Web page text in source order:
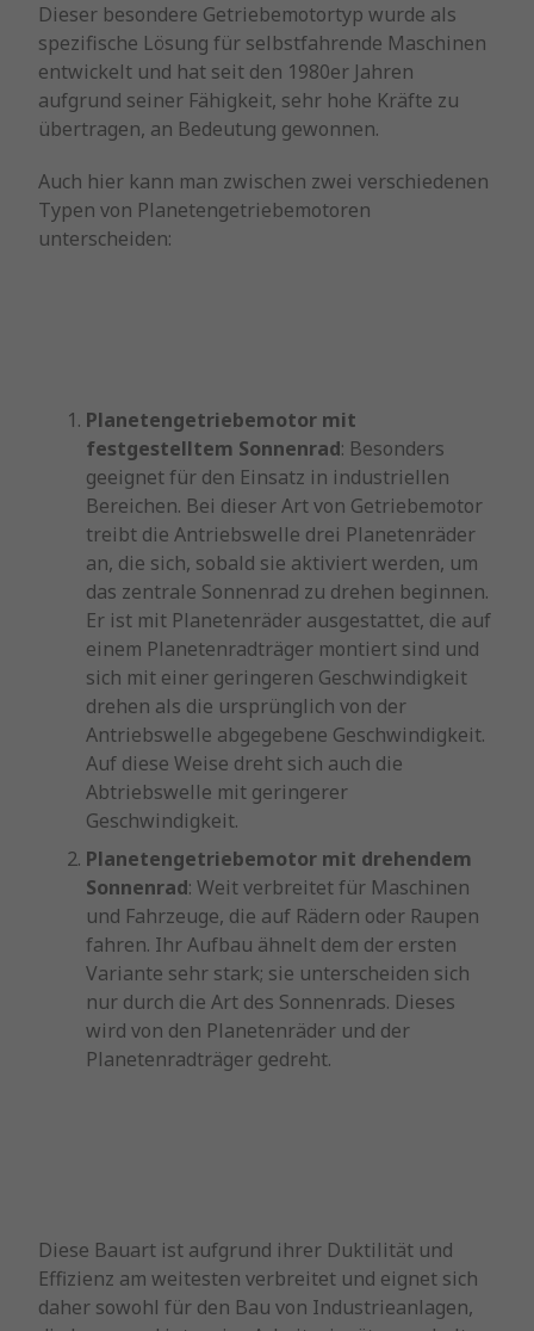
Dieser besondere Getriebemotortyp wurde als
spezifische Lösung für selbstfahrende Maschinen
entwickelt und hat seit den 1980er Jahren
aufgrund seiner Fähigkeit, sehr hohe Kräfte zu
übertragen, an Bedeutung gewonnen.
Auch hier kann man zwischen zwei verschiedenen
Typen von Planetengetriebemotoren
unterscheiden:
Planetengetriebemotor mit
festgestelltem Sonnenrad: Besonders
geeignet für den Einsatz in industriellen
Bereichen. Bei dieser Art von Getriebemotor
treibt die Antriebswelle drei Planetenräder
an, die sich, sobald sie aktiviert werden, um
das zentrale Sonnenrad zu drehen beginnen.
Er ist mit Planetenräder ausgestattet, die auf
einem Planetenradträger montiert sind und
sich mit einer geringeren Geschwindigkeit
drehen als die ursprünglich von der
Antriebswelle abgegebene Geschwindigkeit.
Auf diese Weise dreht sich auch die
Abtriebswelle mit geringerer
Geschwindigkeit.
Planetengetriebemotor mit drehendem
Sonnenrad: Weit verbreitet für Maschinen
und Fahrzeuge, die auf Rädern oder Raupen
fahren. Ihr Aufbau ähnelt dem der ersten
Variante sehr stark; sie unterscheiden sich
nur durch die Art des Sonnenrads. Dieses
wird von den Planetenräder und der
Planetenradträger gedreht.
Diese Bauart ist aufgrund ihrer Duktilität und
Effizienz am weitesten verbreitet und eignet sich
daher sowohl für den Bau von Industrieanlagen,